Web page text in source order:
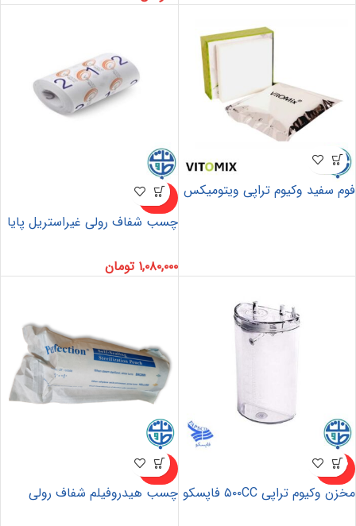
فوم سفید وکیوم تراپی ویتومیکس ناموجو
د
چسب شفاف رولی غیراستریل پایا
۱,۰۸۰,۰۰۰ تومان
ناموجو
د
مخزن وکیوم تراپی ۵۰۰CC فاپسکو
ناموجو
د
چسب هیدروفیلم شفاف رولی